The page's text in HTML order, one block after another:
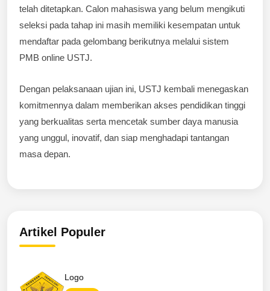
telah ditetapkan. Calon mahasiswa yang belum mengikuti
seleksi pada tahap ini masih memiliki kesempatan untuk
mendaftar pada gelombang berikutnya melalui sistem
PMB online USTJ.
Dengan pelaksanaan ujian ini, USTJ kembali menegaskan
komitmennya dalam memberikan akses pendidikan tinggi
yang berkualitas serta mencetak sumber daya manusia
yang unggul, inovatif, dan siap menghadapi tantangan
masa depan.
Artikel Populer
Logo